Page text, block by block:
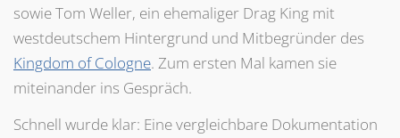
sowie Tom Weller, ein ehemaliger Drag King mit
westdeutschem Hintergrund und Mitbegründer des
Kingdom of Cologne. Zum ersten Mal kamen sie
miteinander ins Gespräch.
Schnell wurde klar: Eine vergleichbare Dokumentation